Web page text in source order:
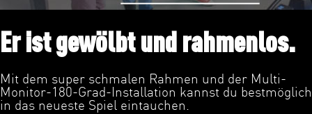
Er ist gewölbt und rahmenlos.
Mit dem super schmalen Rahmen und der Multi-
Monitor-180-Grad-Installation kannst du bestmöglich
in das neueste Spiel eintauchen.